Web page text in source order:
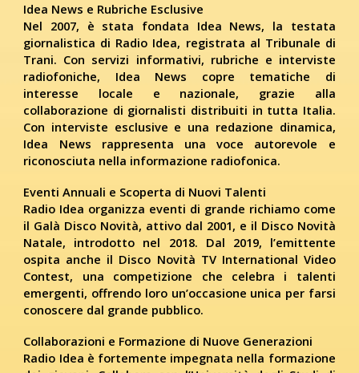
Idea News e Rubriche Esclusive
Nel 2007, è stata fondata Idea News, la testata
giornalistica di Radio Idea, registrata al Tribunale di
Trani. Con servizi informativi, rubriche e interviste
radiofoniche, Idea News copre tematiche di
interesse locale e nazionale, grazie alla
collaborazione di giornalisti distribuiti in tutta Italia.
Con interviste esclusive e una redazione dinamica,
Idea News rappresenta una voce autorevole e
riconosciuta nella informazione radiofonica.
Eventi Annuali e Scoperta di Nuovi Talenti
Radio Idea organizza eventi di grande richiamo come
il Galà Disco Novità, attivo dal 2001, e il Disco Novità
Natale, introdotto nel 2018. Dal 2019, l’emittente
ospita anche il Disco Novità TV International Video
Contest, una competizione che celebra i talenti
emergenti, offrendo loro un’occasione unica per farsi
conoscere dal grande pubblico.
Collaborazioni e Formazione di Nuove Generazioni
Radio Idea è fortemente impegnata nella formazione